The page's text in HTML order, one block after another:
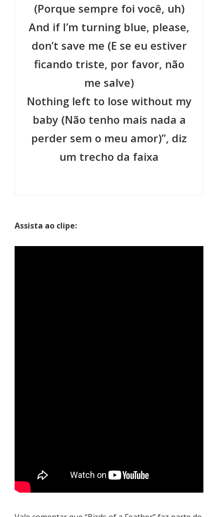
(Porque sempre foi você, uh)
And if I’m turning blue, please,
don’t save me (E se eu estiver
ficando triste, por favor, não
me salve)
Nothing left to lose without my
baby (Não tenho mais nada a
perder sem o meu amor)”, diz
um trecho da faixa
Assista ao clipe: